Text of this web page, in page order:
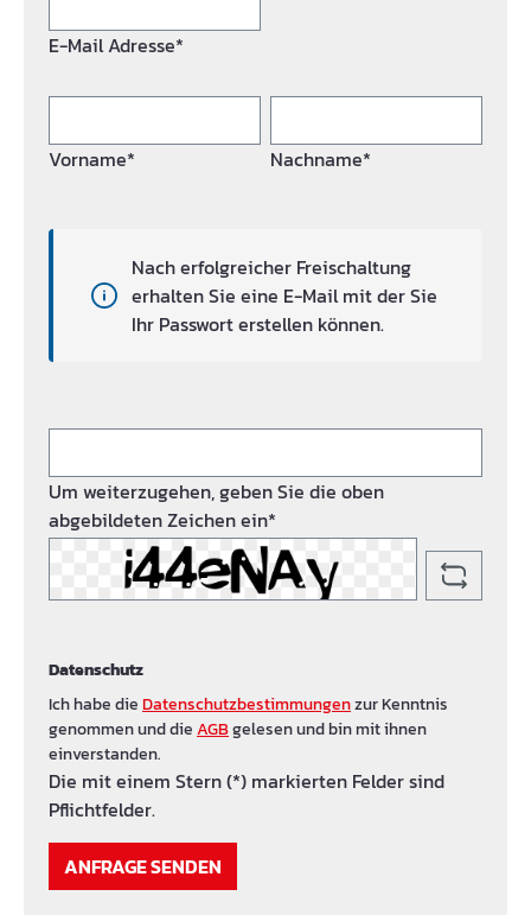
E-Mail Adresse*
Vorname* Nachname*
Nach erfolgreicher Freischaltung
erhalten Sie eine E-Mail mit der Sie
Ihr Passwort erstellen können.
Um weiterzugehen, geben Sie die oben
abgebildeten Zeichen ein*
Datenschutz
Ich habe dieDatenschutzbestimmungenzur Kenntnis
genommen und dieAGBgelesen und bin mit ihnen
einverstanden.
Die mit einem Stern (*) markierten Felder sind
Pflichtfelder.
ANFRAGE SENDEN